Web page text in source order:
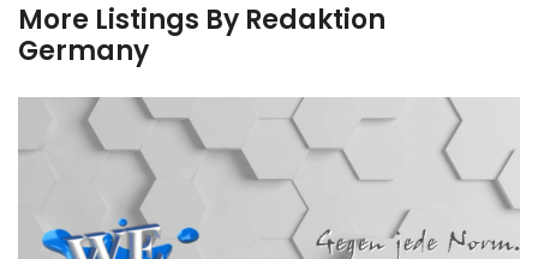
More Listings By Redaktion
Germany